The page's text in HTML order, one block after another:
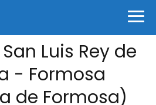
Luis Rey de
- Formosa
de Formosa)